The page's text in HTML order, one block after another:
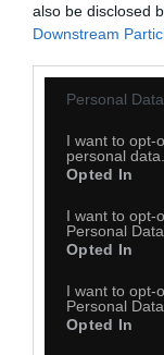
also be disclosed
Downstream
Personal
I want to opt-
personal data.
Opted In
I want to opt-
Personal Data.
Opted In
I want to opt-
Personal
Opted In